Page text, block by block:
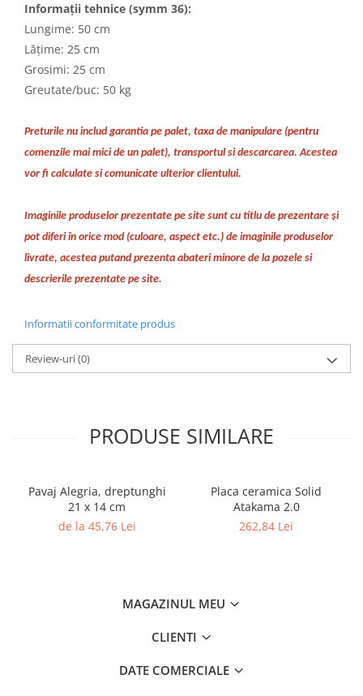
Trepte
Gresie si faianta
Faianta
Gresie
Accesorii distribuitoare
Acoperis
Accesorii tigla/tabla
Tigla ceramica
Tigla metalica
Amenajari interioare
Boltari din beton
Caramida
Caramida aparenta
Cărămidă Cemacon
Elemente pentru gradina
Pavele si borduri din piatra Andezit
Informații tehnice (symm 36):
Lungime: 50 cm
Lățime: 25 cm
Grosimi: 25 cm
Greutate/buc: 50 kg
Preturile nu includ garantia pe palet, taxa de manipulare (pentru
comenzile mai mici de un palet), transportul si descarcarea. Acestea
vor fi calculate si comunicate ulterior clientului.
Imaginile produselor prezentate pe site sunt cu titlu de prezentare și
pot diferi în orice mod (culoare, aspect etc.) de imaginile produselor
livrate, acestea putand prezenta abateri minore de la pozele si
descrierile prezentate pe site.
Informatii conformitate produs
Review-uri(0)
PRODUSE SIMILARE
Pavaj Alegria, dreptunghi
21 x 14 cm
de la 45,76 Lei
Placa ceramica Solid
Atakama 2.0
262,84 Lei
MAGAZINUL MEU
CLIENTI
DATE COMERCIALE